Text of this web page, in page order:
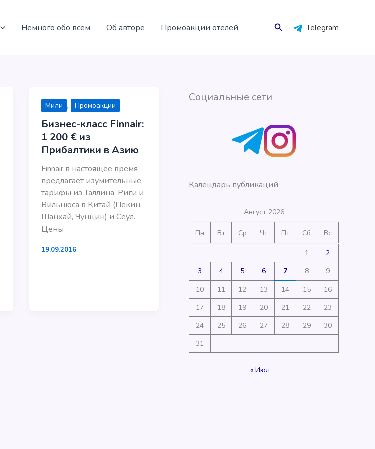
Немного обо всем Об авторе Промоакции отелей Поиск Telegram
Мили , Промоакции
Бизнес-класс Finnair:
1 200 € из
Прибалтики в Азию
Finnair в настоящее время
предлагает изумительные
тарифы из Таллина, Риги и
Вильнюса в Китай (Пекин,
Шанхай, Чунцин) и Сеул.
Цены
19.09.2016
Социальные сети
Календарь публикаций
Август 2026
Пн Вт Ср Чт Пт Сб Вс
1
2
3
4 5 6 7 8
9
10
11 12 13 14 15
16
17
18 19 20 21 22
23
24
25 26 27 28 29
30
31
« Июл